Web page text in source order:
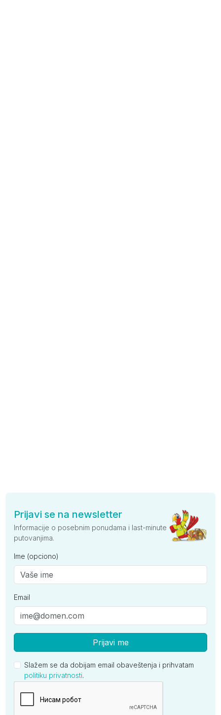
Prijavi se na newsletter
Informacije o posebnim ponudama i last-minute
putovanjima.
Ime (opciono)
Email
Prijavi me
Slažem se da dobijam email obaveštenja i prihvatam
politiku privatnosti.